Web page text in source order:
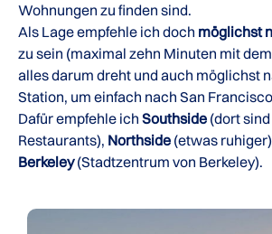
Wohnungen zu finden sind.
Als Lage empfehle ich doch möglichst
zu sein (maximal zehn Minuten mit
alles darum dreht und auch möglichst
Station, um einfach nach San
Dafür empfehle ich Southside (dort
Restaurants), Northside (etwas
Berkeley(Stadtzentrum von Berkeley).